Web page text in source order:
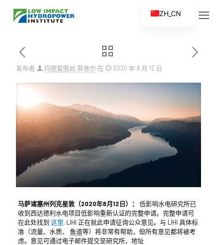
发布者 玛丽爱丽丝·菲舍尔 在 2020 年 8 月 12 日
马萨诸塞州列克星敦（2020年8月12日）：
低影响水电研究所已
收到西达德利水电项目低影响重新认证的完整申请。完整申请可
在此处找到 这里. LIHI 正在就此申请征询公众意见。与 LIHI 具体标
准（流量、水质、 鱼道等）将非常有帮助，但所有意见都将被考
虑。意见可通过电子邮件提交至研究所，地址
ZH_CN